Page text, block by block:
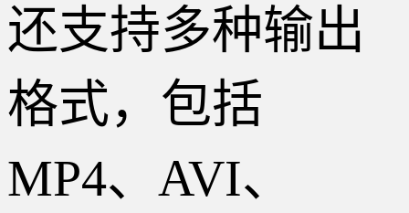
还支持多种输出
格式，包括
MP4、AVI、